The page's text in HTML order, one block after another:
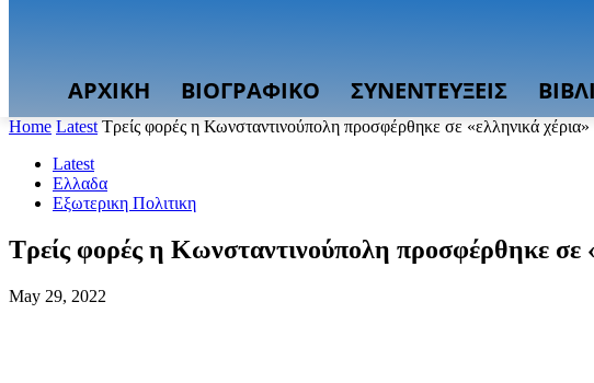
ΑΡΧΙΚΗ ΒΙΟΓΡΑΦΙΚΟ ΣΥΝΕΝΤΕΥΞΕΙΣ
Home Latest Τρείς φορές η Κωνσταντινούπολη προσφέρθηκε σε «ελληνικά
Latest
Ελλαδα
Εξωτερικη Πολιτικη
Τρείς φορές η Κωνσταντινούπολη προσφέρθηκε σε
May 29, 2022